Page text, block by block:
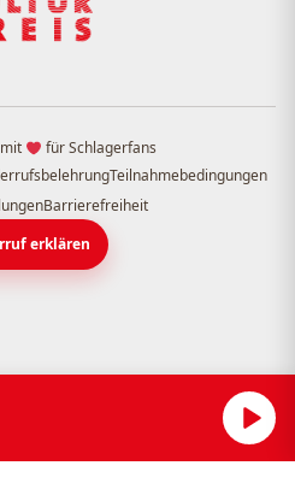
für Schlagerfans
Teilnahmebedingungen
Barrierefreiheit
erklären